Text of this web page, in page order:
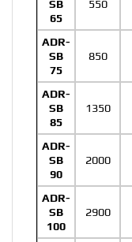
SB
65
550
ADR-
SB
75
850
ADR-
SB
85
1350
ADR-
SB
90
2000
ADR-
SB
100
2900